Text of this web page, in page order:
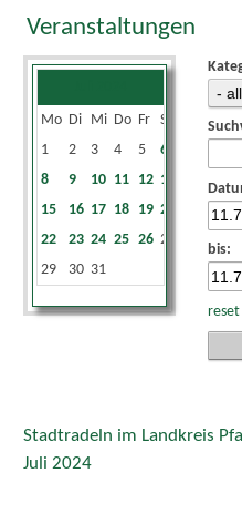
Veranstaltungen
Mo Di Mi Do Fr Sa
1
2 3 4 5 6
8
9 10 11 12 13
15
16 17 18 19 20
22
23 24 25 26 27
29
30 31
bis:
reset
Stadtradeln im Landkreis
Juli 2024